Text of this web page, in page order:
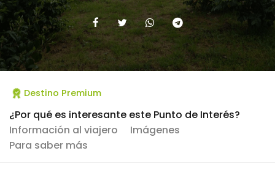
Destino Premium
¿Por qué es interesante este Punto de Interés?
Información al viajero
Imágenes
Para saber más